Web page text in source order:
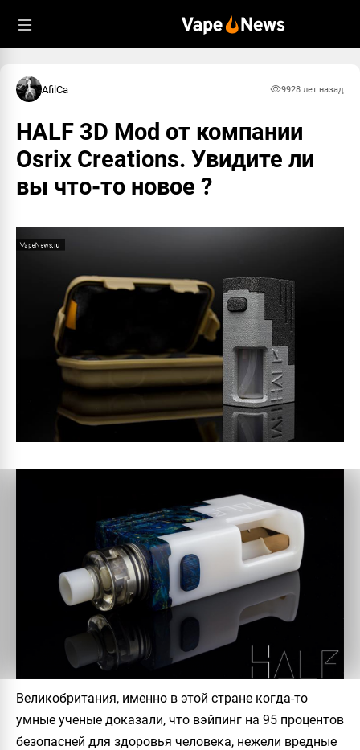
AfilCa 9928 лет назад
HALF 3D Mod от компании
Osrix Creations. Увидите ли
вы что-то новое ?
Великобритания, именно в этой стране когда-то
умные ученые доказали, что вэйпинг на 95 процентов
безопасней для здоровья человека, нежели вредные